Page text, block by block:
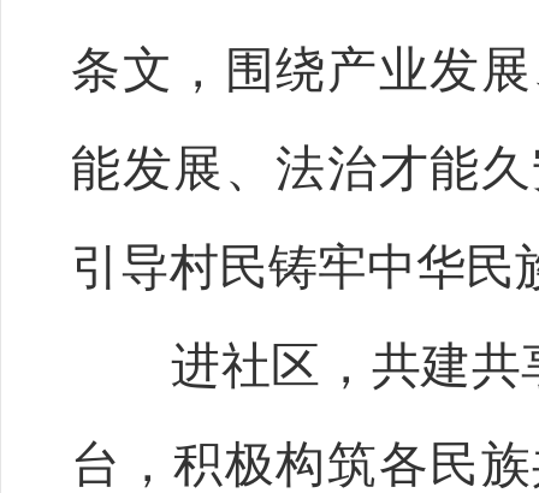
条文，围绕产业发
能发展、法治才能
引导村民铸牢中华民
进社区，共建共
台，积极构筑各民